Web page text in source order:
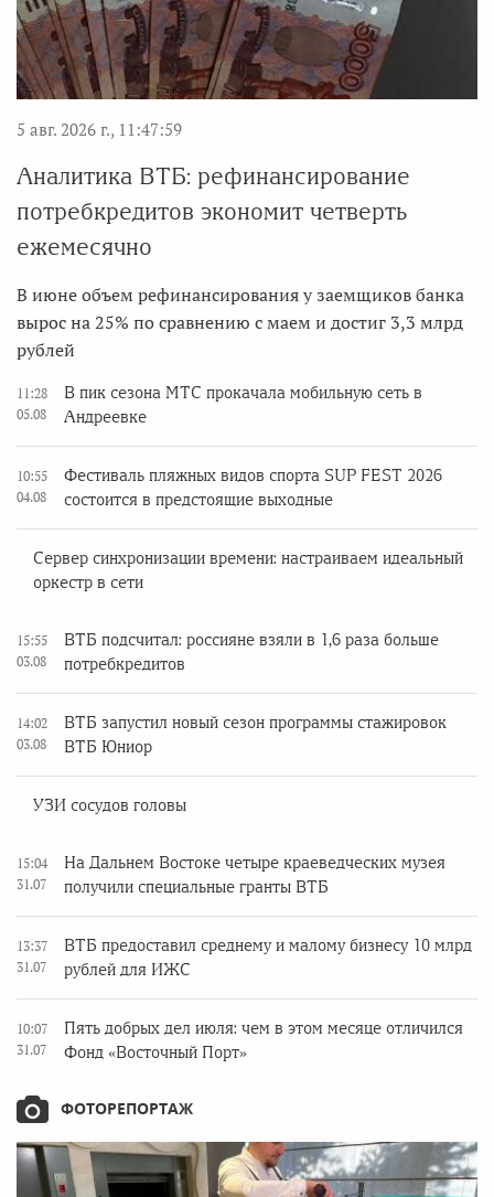
5 авг. 2026 г., 11:47:59
Аналитика ВТБ: рефинансирование
потребкредитов экономит четверть
ежемесячно
В июне объем рефинансирования у заемщиков банка
вырос на 25% по сравнению с маем и достиг 3,3 млрд
рублей
11:28
05.08
В пик сезона МТС прокачала мобильную сеть в
Андреевке
10:55
04.08
Фестиваль пляжных видов спорта SUP FEST 2026
состоится в предстоящие выходные
Сервер синхронизации времени: настраиваем идеальный
оркестр в сети
15:55
03.08
ВТБ подсчитал: россияне взяли в 1,6 раза больше
потребкредитов
14:02
03.08
ВТБ запустил новый сезон программы стажировок
ВТБ Юниор
УЗИ сосудов головы
15:04
31.07
На Дальнем Востоке четыре краеведческих музея
получили специальные гранты ВТБ
13:37
31.07
ВТБ предоставил среднему и малому бизнесу 10 млрд
рублей для ИЖС
10:07
31.07
Пять добрых дел июля: чем в этом месяце отличился
Фонд «Восточный Порт»
ФОТОРЕПОРТАЖ